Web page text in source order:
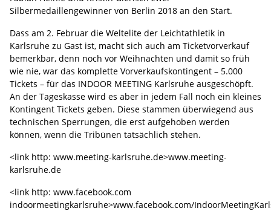
Silbermedaillengewinner von Berlin 2018 an den Start.
Dass am 2. Februar die Weltelite der Leichtathletik in
Karlsruhe zu Gast ist, macht sich auch am Ticketvorverkauf
bemerkbar, denn noch vor Weihnachten und damit so früh
wie nie, war das komplette Vorverkaufskontingent – 5.000
Tickets – für das INDOOR MEETING Karlsruhe ausgeschöpft.
An der Tageskasse wird es aber in jedem Fall noch ein kleines
Kontingent Tickets geben. Diese stammen überwiegend aus
technischen Sperrungen, die erst aufgehoben werden
können, wenn die Tribünen tatsächlich stehen.
<link http: www.meeting-karlsruhe.de>www.meeting-
karlsruhe.de
<link http: www.facebook.com
indoormeetingkarlsruhe>www.facebook.com/